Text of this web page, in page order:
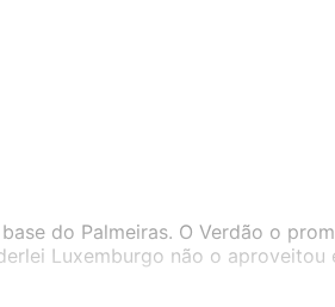
do Palmeiras. O Verdão o
Luxemburgo não o